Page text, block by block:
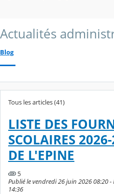
Actualités
Blog
Tous les articles (41)
LISTE DES
SCOLAIRES
DE L'EPINE
5
Publié le vendredi 26 juin 2026 08:20
14:36